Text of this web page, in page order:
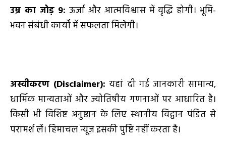
उम्र का जोड़ 9: ऊर्जा और आत्मविश्वास में वृद्धि होगी। भूमि-
भवन संबंधी कार्यों में सफलता मिलेगी।
अस्वीकरण (Disclaimer): यहां दी गई जानकारी सामान्य,
धार्मिक मान्यताओं और ज्योतिषीय गणनाओं पर आधारित है।
किसी भी विशिष्ट अनुष्ठान के लिए स्थानीय विद्वान पंडित से
परामर्श लें। हिमाचल न्यूज़ इसकी पुष्टि नहीं करता है।